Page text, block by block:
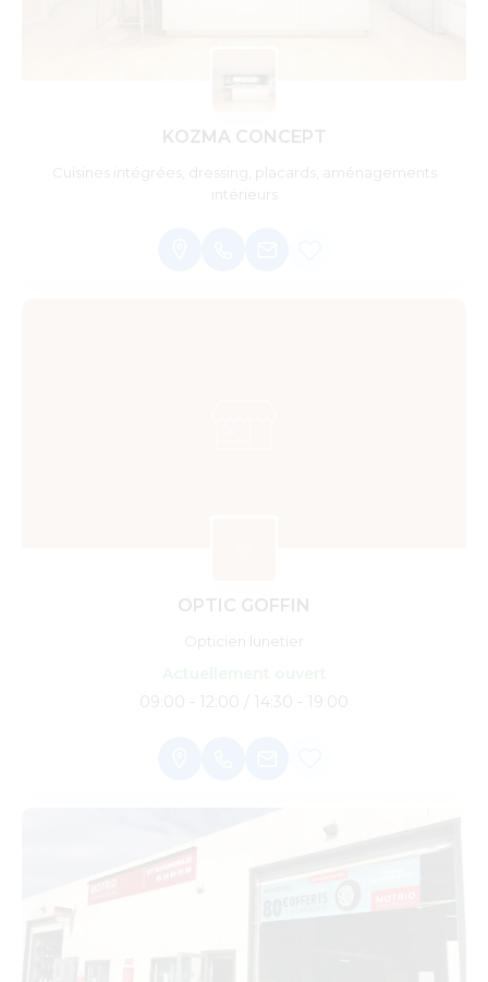
KOZMA CONCEPT
Cuisines intégrées, dressing, placards, aménagements
intérieurs
OPTIC GOFFIN
Opticien lunetier
09:00 - 12:00 / 14:30 - 19:00